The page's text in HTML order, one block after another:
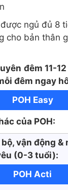
ngủ đủ 8
cho bản thân
đêm 11-
đêm ngay
POH Easy
của POH:
vận động
(0-3 tuổi):
POH Acti